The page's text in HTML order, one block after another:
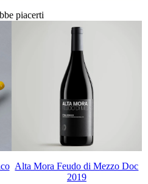
piacerti
Alta Mora Feudo di Mezzo Doc
2019